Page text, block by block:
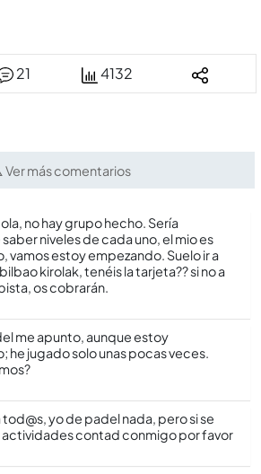
21 4132
más comentarios
no hay grupo hecho. Serí­a
niveles de cada uno, el mio es
vamos estoy empezando. Suelo ir a
kirolak, tenéis la tarjeta?? si no a
os cobrarán.
me apunto, aunque estoy
he jugado solo unas pocas veces.
tod@s, yo de padel nada, pero si se
actividades contad conmigo por favor